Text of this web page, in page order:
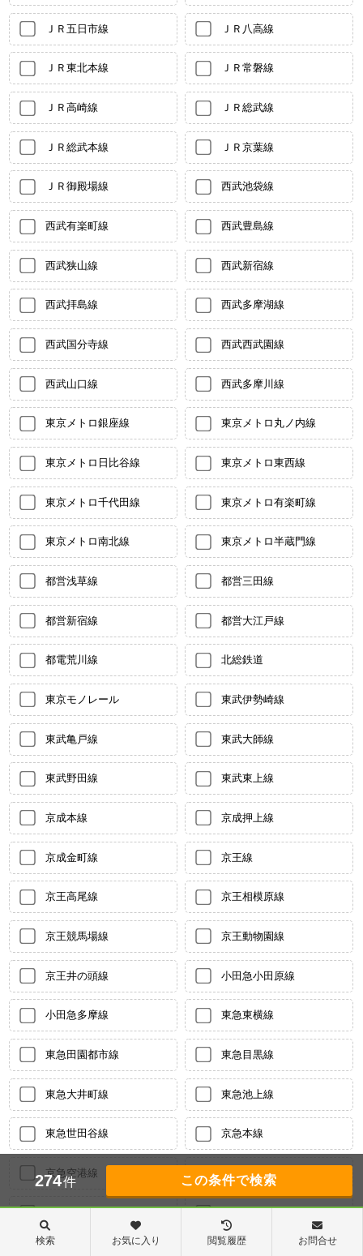
ＪＲ五日市線 ＪＲ八高線
ＪＲ東北本線 ＪＲ常磐線
ＪＲ高崎線 ＪＲ総武線
ＪＲ総武本線 ＪＲ京葉線
ＪＲ御殿場線 西武池袋線
西武有楽町線 西武豊島線
西武狭山線 西武新宿線
西武拝島線 西武多摩湖線
西武国分寺線 西武西武園線
西武山口線 西武多摩川線
東京メトロ銀座線 東京メトロ丸ノ内線
東京メトロ日比谷線 東京メトロ東西線
東京メトロ千代田線 東京メトロ有楽町線
東京メトロ南北線 東京メトロ半蔵門線
都営浅草線 都営三田線
都営新宿線 都営大江戸線
都電荒川線 北総鉄道
東京モノレール 東武伊勢崎線
東武亀戸線 東武大師線
東武野田線 東武東上線
京成本線 京成押上線
京成金町線 京王線
京王高尾線 京王相模原線
京王競馬場線 京王動物園線
京王井の頭線 小田急小田原線
小田急多摩線 東急東横線
東急田園都市線 東急目黒線
東急大井町線 東急池上線
東急世田谷線 京急本線
京急空港線 東葉高速鉄道
多摩都市モノレール 新交通ゆりかもめ
274件
検索 お気に入り 閲覧履歴 お問合せ